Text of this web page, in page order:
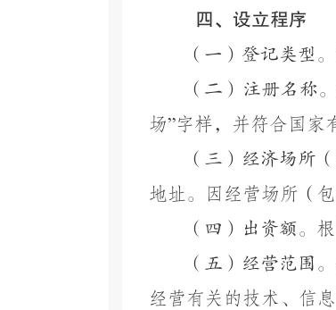
四、设立程序
（一）登记类型。
（二）注册名称。
场”字样，并符合国家
（三）经济场所
地址。因经营场所（
（四）出资额。
（五）经营范围。
经营有关的技术、信